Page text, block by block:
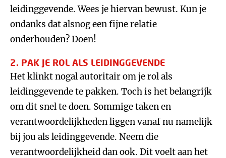
leidinggevende. Wees je hiervan bewust. Kun je
ondanks dat alsnog een fijne relatie
onderhouden? Doen!
2. PAK JE ROL ALS LEIDINGGEVENDE
Het klinkt nogal autoritair om je rol als
leidinggevende te pakken. Toch is het belangrijk
om dit snel te doen. Sommige taken en
verantwoordelijkheden liggen vanaf nu namelijk
bij jou als leidinggevende. Neem die
verantwoordelijkheid dan ook. Dit voelt aan het